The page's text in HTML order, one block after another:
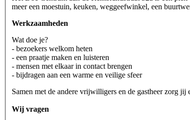
meer een moestuin, keuken, weggeefwinkel, een
Werkzaamheden
Wat doe je?
- bezoekers welkom heten
- een praatje maken en luisteren
- mensen met elkaar in contact brengen
- bijdragen aan een warme en veilige sfeer
Samen met de andere vrijwilligers en de gastheer zorg
Wij vragen